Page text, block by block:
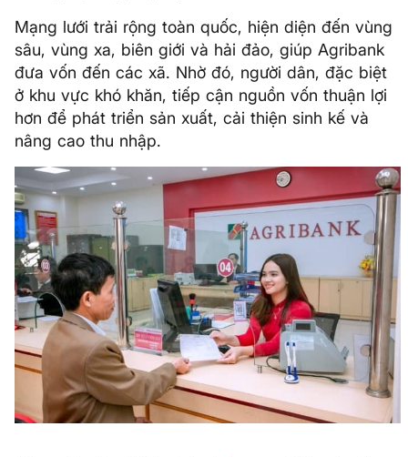
Mạng lưới trải rộng toàn quốc, hiện diện đến vùng
sâu, vùng xa, biên giới và hải đảo, giúp Agribank
đưa vốn đến các xã. Nhờ đó, người dân, đặc biệt
ở khu vực khó khăn, tiếp cận nguồn vốn thuận lợi
hơn để phát triển sản xuất, cải thiện sinh kế và
nâng cao thu nhập.